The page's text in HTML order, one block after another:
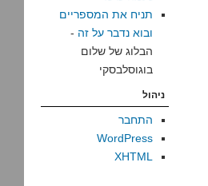
תניח את המספריים
ובוא נדבר על זה -
הבלוג של שלום
בוגוסלבסקי
ניהול
התחבר
WordPress
XHTML